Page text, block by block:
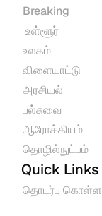
Breaking
உள்ளூர்
உலகம்
விளையாட்டு
அரசியல்
பல்சுவை
ஆரோக்கியம்
தொழில்நுட்பம்
Quick Links
தொடர்பு கொள்ள